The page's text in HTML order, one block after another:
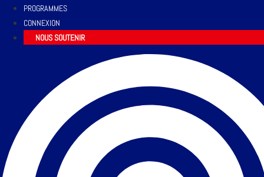
PROGRAMMES
CONNEXION
NOUS SOUTENIR